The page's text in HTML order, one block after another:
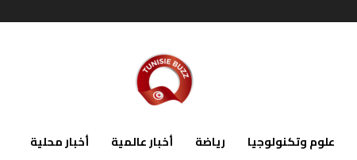
أخبار محلية أخبار عالمية رياضة علوم وتكنولوجيا